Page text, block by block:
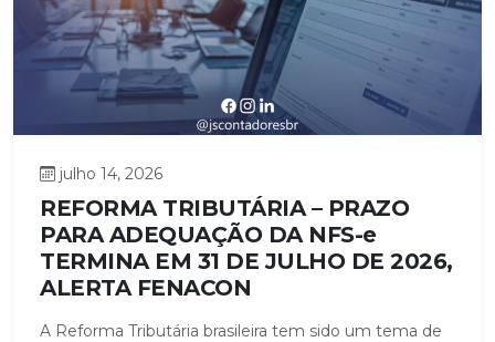
julho 14, 2026
REFORMA TRIBUTÁRIA – PRAZO
PARA ADEQUAÇÃO DA NFS-e
TERMINA EM 31 DE JULHO DE 2026,
ALERTA FENACON
A Reforma Tributária brasileira tem sido um tema de